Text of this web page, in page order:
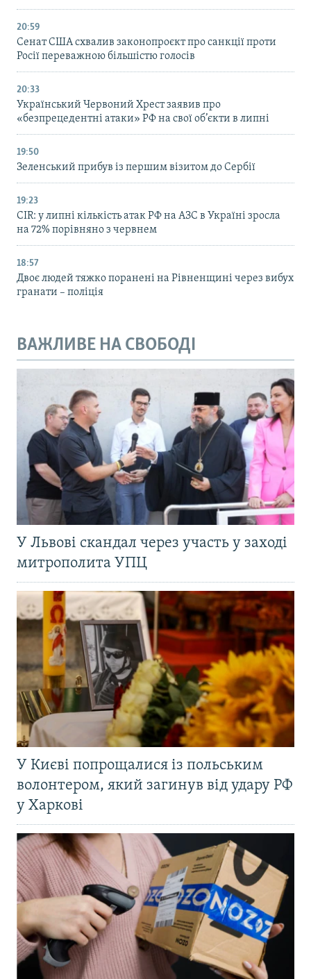
20:59
Cенат США схвалив законопроєкт про санкції проти
Росії переважною більшістю голосів
20:33
Український Червоний Хрест заявив про
«безпрецедентні атаки» РФ на свої об’єкти в липні
19:50
Зеленський прибув із першим візитом до Сербії
19:23
CIR: у липні кількість атак РФ на АЗС в Україні зросла
на 72% порівняно з червнем
18:57
Двоє людей тяжко поранені на Рівненщині через вибух
гранати – поліція
ВАЖЛИВЕ НА СВОБОДІ
У Львові скандал через участь у заході
митрополита УПЦ
У Києві попрощалися із польським
волонтером, який загинув від удару РФ
у Харкові